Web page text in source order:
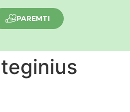
PAREMTI